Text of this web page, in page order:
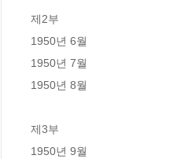
제2부
1950년 6월
1950년 7월
1950년 8월
제3부
1950년 9월